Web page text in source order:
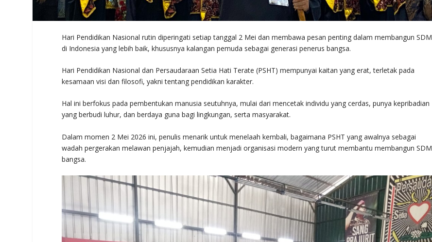
Hari Pendidikan Nasional rutin diperingati setiap tanggal 2 Mei dan membawa pesan penting dalam membangun SDM
di Indonesia yang lebih baik, khususnya kalangan pemuda sebagai generasi penerus bangsa.
Hari Pendidikan Nasional dan Persaudaraan Setia Hati Terate (PSHT) mempunyai kaitan yang erat, terletak pada
kesamaan visi dan filosofi, yakni tentang pendidikan karakter.
Hal ini berfokus pada pembentukan manusia seutuhnya, mulai dari mencetak individu yang cerdas, punya kepribadian
yang berbudi luhur, dan berdaya guna bagi lingkungan, serta masyarakat.
Dalam momen 2 Mei 2026 ini, penulis menarik untuk menelaah kembali, bagaimana PSHT yang awalnya sebagai
wadah pergerakan melawan penjajah, kemudian menjadi organisasi modern yang turut membantu membangun SDM
bangsa.